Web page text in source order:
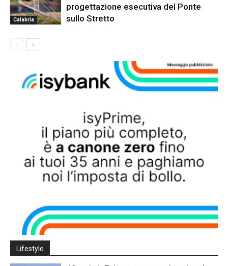
Calabria
progettazione esecutiva del Ponte
sullo Stretto
Lifestyle